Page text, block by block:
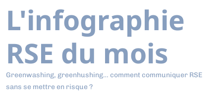
L'infographie
RSE du mois
Greenwashing, greenhushing… comment communiquer RSE
sans se mettre en risque ?